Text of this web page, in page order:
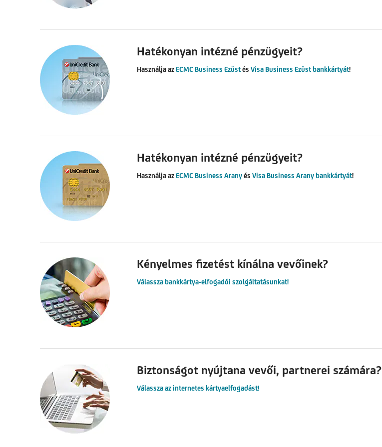
Hatékonyan intézné pénzügyeit?
Használja azECMC Business EzüstésVisa Business Ezüst bankkártyát!
Hatékonyan intézné pénzügyeit?
Használja azECMC Business AranyésVisa Business Arany bankkártyát!
Kényelmes fizetést kínálna vevőinek?
Válassza bankkártya-elfogadói szolgáltatásunkat!
Biztonságot nyújtana vevői, partnerei számára?
Válassza az internetes kártyaelfogadást!